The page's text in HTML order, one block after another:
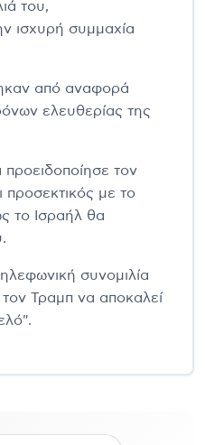
του,
ισχυρή συμμαχία
από αναφορά
ελευθερίας της
τον
προσεκτικός με το
το Ισραήλ θα
συνομιλία
Τραμπ να αποκαλεί